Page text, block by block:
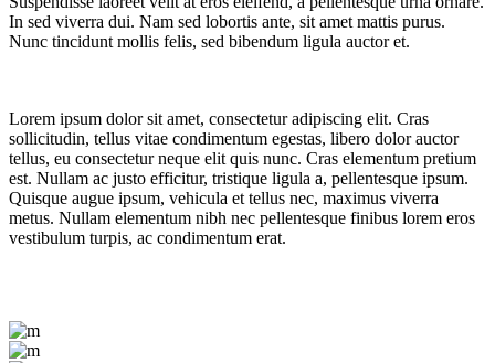
In sed viverra dui. Nam sed lobortis ante, sit amet mattis purus.
Nunc tincidunt mollis felis, sed bibendum ligula auctor et.
Lorem ipsum dolor sit amet, consectetur adipiscing elit. Cras
sollicitudin, tellus vitae condimentum egestas, libero dolor auctor
tellus, eu consectetur neque elit quis nunc. Cras elementum pretium
est. Nullam ac justo efficitur, tristique ligula a, pellentesque ipsum.
Quisque augue ipsum, vehicula et tellus nec, maximus viverra
metus. Nullam elementum nibh nec pellentesque finibus lorem eros
vestibulum turpis, ac condimentum erat.